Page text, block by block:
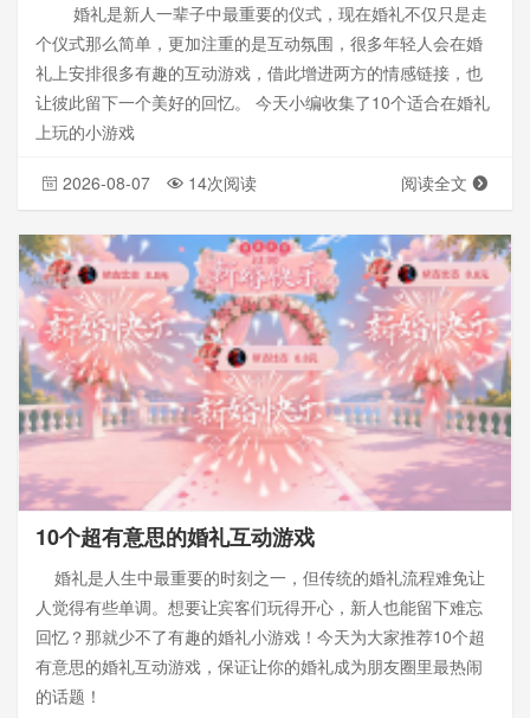
婚礼是新人一辈子中最重要的仪式，现在婚礼不仅只是走
个仪式那么简单，更加注重的是互动氛围，很多年轻人会在婚
礼上安排很多有趣的互动游戏，借此增进两方的情感链接，也
让彼此留下一个美好的回忆。 今天小编收集了10个适合在婚礼
上玩的小游戏
2026-08-07 14次阅读 阅读全文
10个超有意思的婚礼互动游戏
婚礼是人生中最重要的时刻之一，但传统的婚礼流程难免让
人觉得有些单调。想要让宾客们玩得开心，新人也能留下难忘
回忆？那就少不了有趣的婚礼小游戏！今天为大家推荐10个超
有意思的婚礼互动游戏，保证让你的婚礼成为朋友圈里最热闹
的话题！